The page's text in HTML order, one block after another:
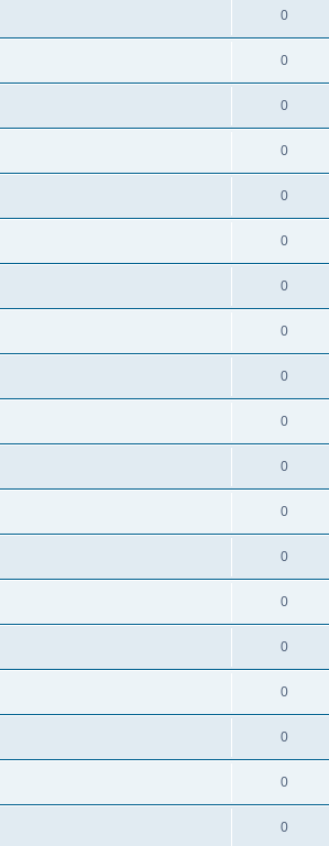
0
0
0
0
0
0
0
0
0
0
0
0
0
0
0
0
0
0
0